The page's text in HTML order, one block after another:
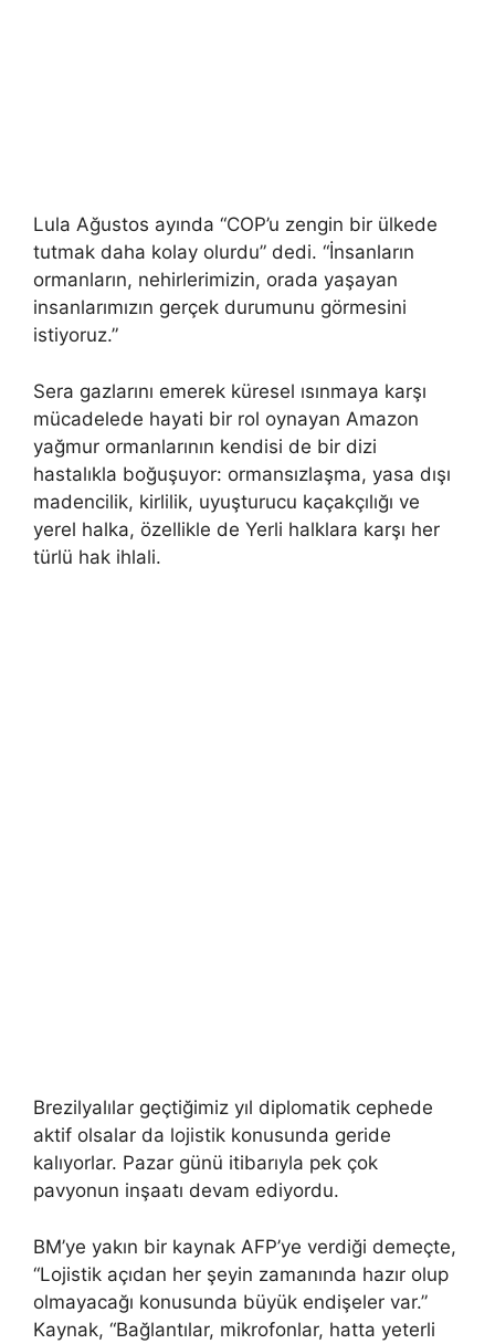
Lula Ağustos ayında “COP’u zengin bir ülkede
tutmak daha kolay olurdu” dedi. “İnsanların
ormanların, nehirlerimizin, orada yaşayan
insanlarımızın gerçek durumunu görmesini
istiyoruz.”
Sera gazlarını emerek küresel ısınmaya karşı
mücadelede hayati bir rol oynayan Amazon
yağmur ormanlarının kendisi de bir dizi
hastalıkla boğuşuyor: ormansızlaşma, yasa dışı
madencilik, kirlilik, uyuşturucu kaçakçılığı ve
yerel halka, özellikle de Yerli halklara karşı her
türlü hak ihlali.
Brezilyalılar geçtiğimiz yıl diplomatik cephede
aktif olsalar da lojistik konusunda geride
kalıyorlar. Pazar günü itibarıyla pek çok
pavyonun inşaatı devam ediyordu.
BM’ye yakın bir kaynak AFP’ye verdiği demeçte,
“Lojistik açıdan her şeyin zamanında hazır olup
olmayacağı konusunda büyük endişeler var.”
Kaynak, “Bağlantılar, mikrofonlar, hatta yeterli